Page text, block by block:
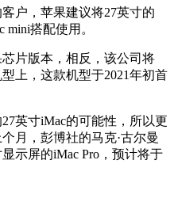
户，苹果建议将27英寸的
mini搭配使用。
片版本，相反，该公司将
上，这款机型于2021年初首
英寸iMac的可能性，所以更
月，彭博社的马克·古尔曼
示屏的iMac Pro，预计将于